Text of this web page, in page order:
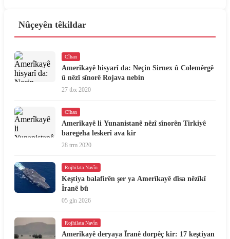
Nûçeyên têkildar
Cîhan
Amerîkayê hisyarî da: Neçin Sirnex û Colemêrgê
û nêzî sînorê Rojava nebin
27 tbx 2020
Cîhan
Amerîkayê li Yunanistanê nêzî sînorên Tirkiyê
baregeha leskerî ava kir
28 trm 2020
Rojhilata Navîn
Keştiya balafirên şer ya Amerîkayê dîsa nêzîkî
Îranê bû
05 gln 2026
Rojhilata Navîn
Amerîkayê deryaya Îranê dorpêç kir: 17 keştiyan